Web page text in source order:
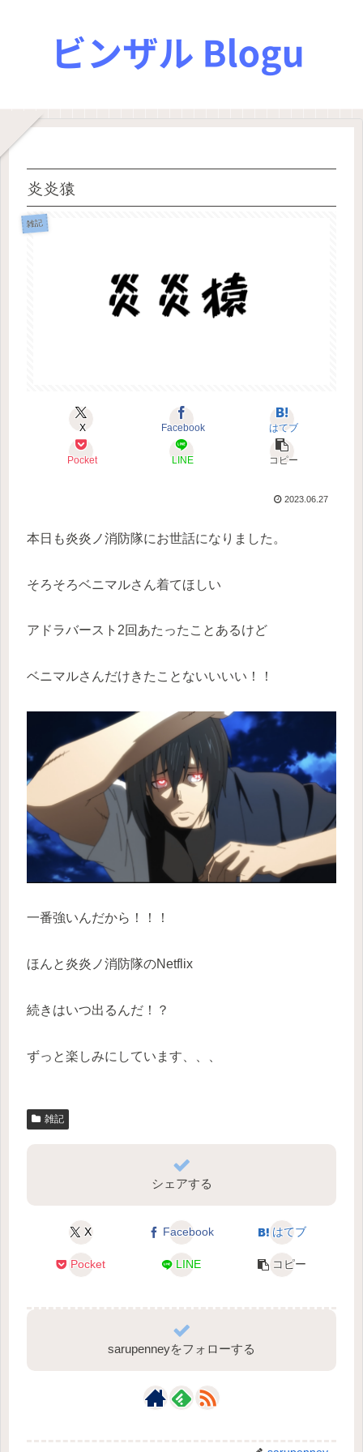
炎炎猿
雑記
X Facebook はてブ
Pocket LINE コピー
2023.06.27
本日も炎炎ノ消防隊にお世話になりました。
そろそろベニマルさん着てほしい
アドラバースト2回あたったことあるけど
ベニマルさんだけきたことないいいい！！
一番強いんだから！！！
ほんと炎炎ノ消防隊のNetflix
続きはいつ出るんだ！？
ずっと楽しみにしています、、、
雑記
シェアする
X Facebook はてブ
Pocket LINE コピー
sarupenneyをフォローする